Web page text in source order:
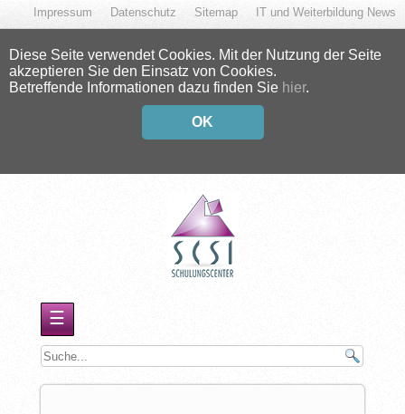
IT und Weiterbildung News
Sitemap
Datenschutz
Impressum
Diese Seite verwendet Cookies. Mit der Nutzung der Seite
akzeptieren Sie den Einsatz von Cookies.
Betreffende Informationen dazu finden Sie hier.
OK
☰